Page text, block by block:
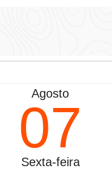
Agosto
07
Sexta-feira